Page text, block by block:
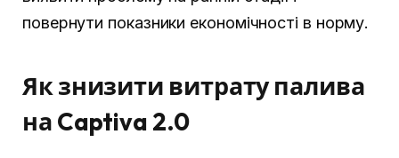
повернути показники економічності в норму.
Як знизити витрату палива
на Captiva 2.0